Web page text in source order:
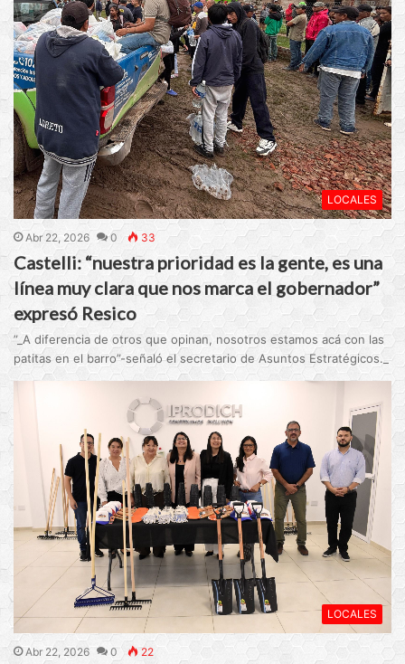
LOCALES
Abr 22, 2026 0 33
Castelli: “nuestra prioridad es la gente, es una
línea muy clara que nos marca el gobernador”
expresó Resico
”_A diferencia de otros que opinan, nosotros estamos acá con las
patitas en el barro”-señaló el secretario de Asuntos Estratégicos._
LOCALES
Abr 22, 2026 0 22